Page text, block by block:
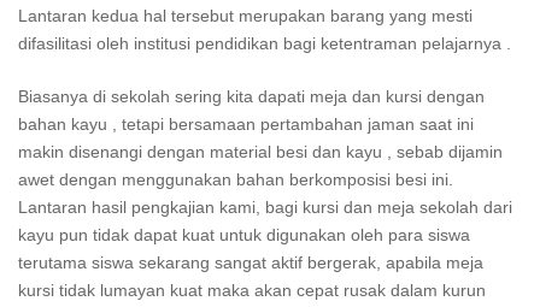
Lantaran kedua hal tersebut merupakan barang yang mesti
difasilitasi oleh institusi pendidikan bagi ketentraman pelajarnya .
Biasanya di sekolah sering kita dapati meja dan kursi dengan
bahan kayu , tetapi bersamaan pertambahan jaman saat ini
makin disenangi dengan material besi dan kayu , sebab dijamin
awet dengan menggunakan bahan berkomposisi besi ini.
Lantaran hasil pengkajian kami, bagi kursi dan meja sekolah dari
kayu pun tidak dapat kuat untuk digunakan oleh para siswa
terutama siswa sekarang sangat aktif bergerak, apabila meja
kursi tidak lumayan kuat maka akan cepat rusak dalam kurun